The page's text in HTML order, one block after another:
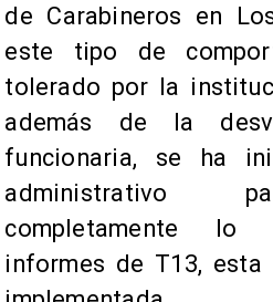
de Carabineros en
este tipo de
tolerado por la
además de la
funcionaria, se ha
administrativo
completamente lo
informes de T13,